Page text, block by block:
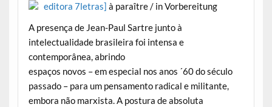
editora 7letras] à paraître / in Vorbereitung
A presença de Jean-Paul Sartre junto à
intelectualidade brasileira foi intensa e
contemporânea, abrindo
espaços novos – em especial nos anos ´60 do século
passado – para um pensamento radical e militante,
embora não marxista. A postura de absoluta